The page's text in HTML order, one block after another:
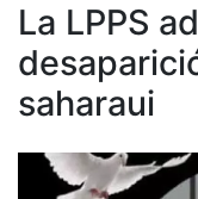
La LPPS
saharaui